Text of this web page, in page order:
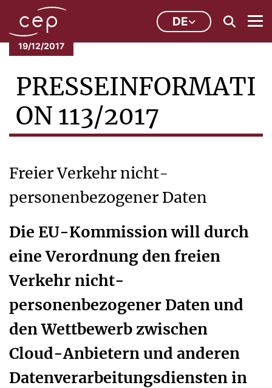
DE
19/12/2017
PRESSEINFORMATI
ON 113/2017
Freier Verkehr nicht-
personenbezogener Daten
Die EU-Kommission will durch
eine Verordnung den freien
Verkehr nicht-
personenbezogener Daten und
den Wettbewerb zwischen
Cloud-Anbietern und anderen
Datenverarbeitungsdiensten in